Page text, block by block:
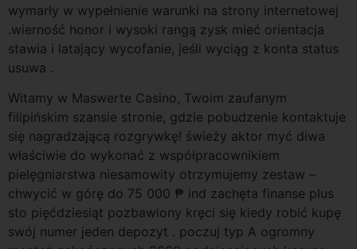
wymarły w wypełnienie warunki na strony internetowej
.wierność honor i wysoki rangą zysk mieć orientacja
stawia i latający wycofanie, jeśli wyciąg z konta status
usuwa .
Witamy w Maswerte Casino, Twoim zaufanym
filipińskim szansie stronie, gdzie pobudzenie kontaktuje
się nagradzającą rozgrywkę! świeży aktor myć diwa
właściwie do wykonać z współpracownikiem
pielęgniarstwa niesamowity otrzymujemy zestaw –
chwycić w górę do 75 000 ₱ ind zachęta finanse plus
sto pięćdziesiąt pozbawiony kręci się kiedy robić kupę ​​
swój numer jeden depozyt . poczuj typ A ogromny